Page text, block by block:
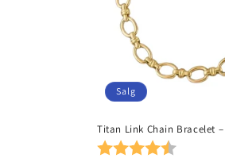
Salg
Titan Link Chain Bracelet –
Karakter: